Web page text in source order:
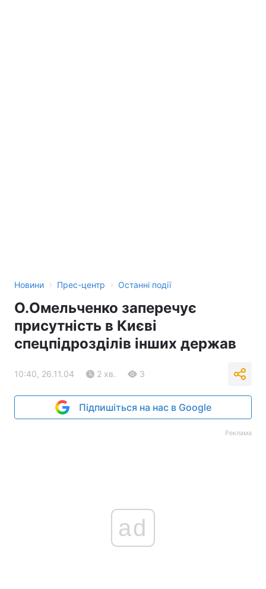
Тема оформлення
Новини › Прес-центр › Останні події
О.Омельченко заперечує
присутність в Києві
спецпідрозділів інших держав
10:40, 26.11.04 2 хв. 3
Підпишіться на нас в Google
Реклама
ad